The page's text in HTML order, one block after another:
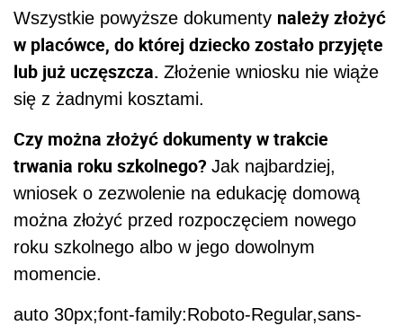
Wszystkie powyższe dokumenty należy złożyć
w placówce, do której dziecko zostało przyjęte
lub już uczęszcza. Złożenie wniosku nie wiąże
się z żadnymi kosztami.
Czy można złożyć dokumenty w trakcie
trwania roku szkolnego? Jak najbardziej,
wniosek o zezwolenie na edukację domową
można złożyć przed rozpoczęciem nowego
roku szkolnego albo w jego dowolnym
momencie.
auto 30px;font-family:Roboto-Regular,sans-